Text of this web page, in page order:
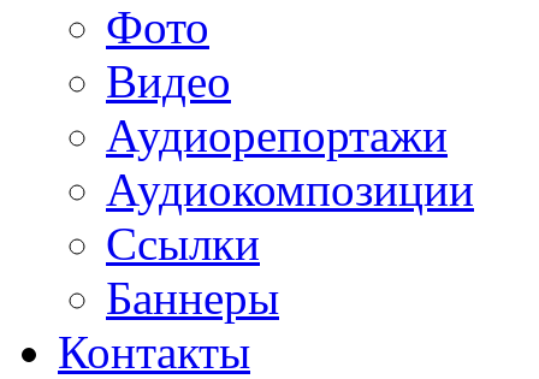
Фото
Видео
Аудиорепортажи
Аудиокомпозиции
Ссылки
Баннеры
Контакты